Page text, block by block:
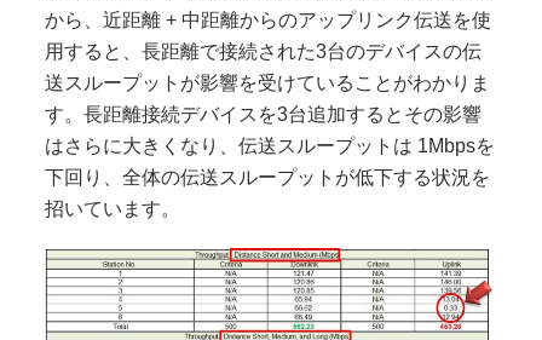
から、近距離 + 中距離からのアップリンク伝送を使
用すると、長距離で接続された3台のデバイスの伝
送スループットが影響を受けていることがわかりま
す。長距離接続デバイスを3台追加するとその影響
はさらに大きくなり、伝送スループットは 1Mbpsを
下回り、全体の伝送スループットが低下する状況を
招いています。